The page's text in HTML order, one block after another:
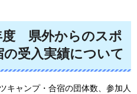
県外からのスポ
受入実績について
キャンプ・合宿の団体数、参加人